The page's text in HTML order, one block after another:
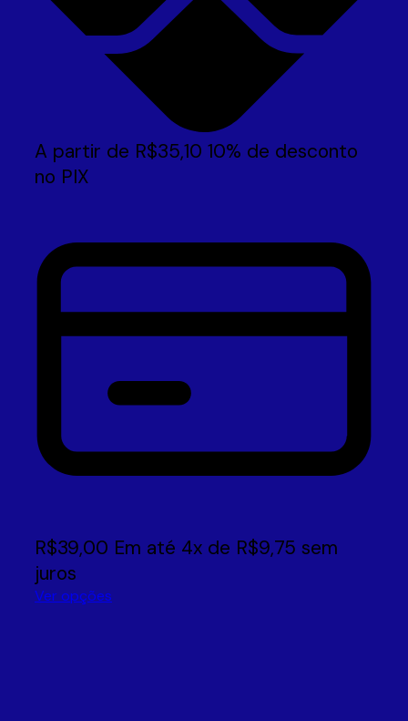
A partir de R$35,10 10% de desconto
no PIX
R$39,00 Em até 4x de R$9,75 sem
juros
Ver opções